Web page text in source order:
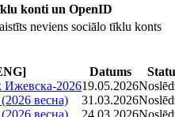
konti un OpenID
neviens sociālo tīklu konts
Datums
202619.05.2026
весна)
31.03.2026
весна)
24.03.2026